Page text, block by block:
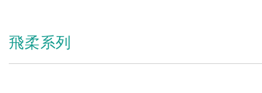
飛柔系列